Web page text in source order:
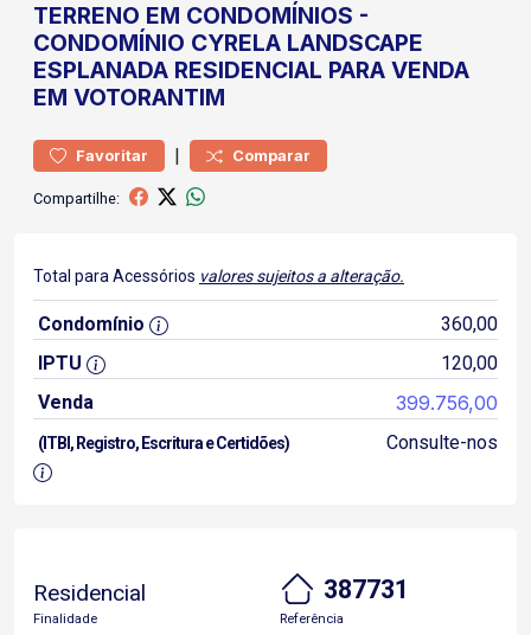
TERRENO EM CONDOMÍNIOS -
CONDOMÍNIO CYRELA LANDSCAPE
ESPLANADA RESIDENCIAL PARA VENDA
EM VOTORANTIM
Favoritar | Comparar
Compartilhe:
Total para Acessórios valores sujeitos a alteração.
Condomínio
360,00
IPTU
120,00
Venda
399.756,00
(ITBI, Registro, Escritura e Certidões) Consulte-nos
Residencial
Finalidade
387731
Referência